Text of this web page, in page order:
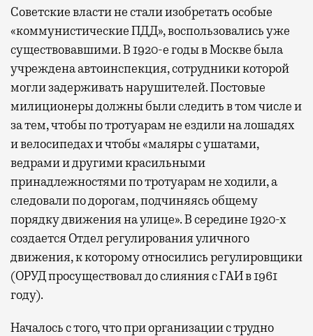
Советские власти не стали изобретать особые
«коммунистические ПДД», воспользовались уже
существовавшими. В 1920-е годы в Москве была
учреждена автоинспекция, сотрудники которой
могли задерживать нарушителей. Постовые
милиционеры должны были следить в том числе и
за тем, чтобы по тротуарам не ездили на лошадях
и велосипедах и чтобы «маляры с ушатами,
ведрами и другими красильными
принадлежностями по тротуарам не ходили, а
следовали по дорогам, подчиняясь общему
порядку движения на улице». В середине 1920-х
создается Отдел регулирования уличного
движения, к которому относились регулировщики
(ОРУД просуществовал до слияния с ГАИ в 1961
году).
Началось с того, что при организации с трудно